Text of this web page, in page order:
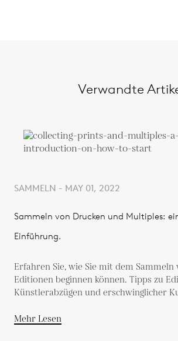
Verwandte
SAMMELN - MAY 01, 2022
Sammeln von Drucken und Multiples:
Einführung.
Erfahren Sie, wie Sie mit dem
Editionen beginnen können. Tipps zu
Künstlerabzügen und erschwinglicher
Mehr Lesen